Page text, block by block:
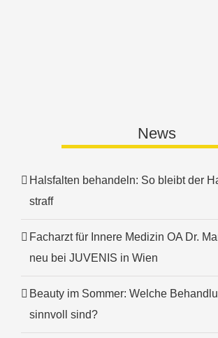
News
Halsfalten behandeln: So bleibt der
straff
Facharzt für Innere Medizin OA Dr.
neu bei JUVENIS in Wien
Beauty im Sommer: Welche
sinnvoll sind?